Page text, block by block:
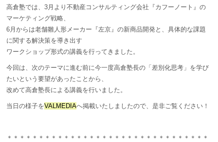
高倉塾では、3月より不動産コンサルティング会社『カフーノート』の
マーケティング戦略、
6月からは老舗雛人形メーカー『左京』の新商品開発と、具体的な課題
に関する解決策を導き出す
ワークショップ形式の講義を行ってきました。
今回は、次のテーマに進む前に今一度高倉塾長の「差別化思考」を学び
たいという要望があったことから、
改めて高倉塾長による講義を行いました。
当日の様子をVALMEDIAへ掲載いたしましたので、是非ご覧ください！
＊＊＊＊＊＊＊＊＊＊＊＊＊＊＊＊＊＊＊＊＊＊＊＊＊＊＊＊＊＊＊＊